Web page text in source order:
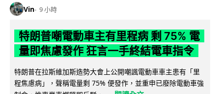
Vin 9 小時
特朗普嘲電動車主有里程病 剩 75% 電
量即焦慮發作 狂言一手終結電車指令
特朗普在拉斯維加斯造勢大會上公開嘲諷電動車車主患有「里
程焦慮病」，聲稱電量剩 75% 便發作，並重申已廢除電動車強